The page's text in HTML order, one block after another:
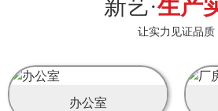
新艺·生产
让实力见证品质
办公室